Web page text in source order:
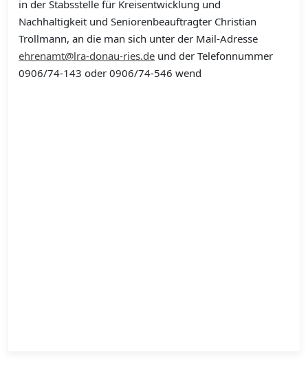
in der Stabsstelle für Kreisentwicklung und
Nachhaltigkeit und Seniorenbeauftragter Christian
Trollmann, an die man sich unter der Mail-Adresse
ehrenamt@lra-donau-ries.de und der Telefonnummer
0906/74-143 oder 0906/74-546 wend